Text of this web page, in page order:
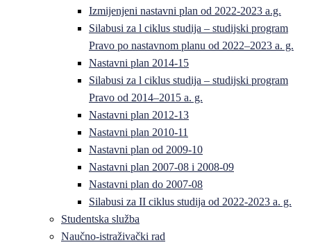
Izmijenjeni nastavni plan od 2022-2023 a.g.
Silabusi za l ciklus studija – studijski program
Pravo po nastavnom planu od 2022–2023 a. g.
Nastavni plan 2014-15
Silabusi za l ciklus studija – studijski program
Pravo od 2014–2015 a. g.
Nastavni plan 2012-13
Nastavni plan 2010-11
Nastavni plan od 2009-10
Nastavni plan 2007-08 i 2008-09
Nastavni plan do 2007-08
Silabusi za II ciklus studija od 2022-2023 a. g.
Studentska služba
Naučno-istraživački rad